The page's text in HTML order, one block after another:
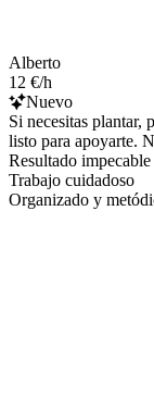
Alberto
12 €/h
Nuevo
Si necesitas plantar,
listo para apoyarte.
Resultado impecable
Trabajo cuidadoso
Organizado y